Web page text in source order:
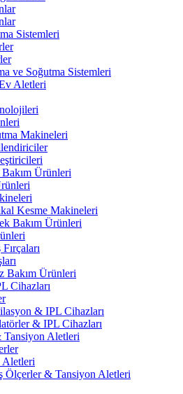
Sistemleri
ve Soğutma Sistemleri
Aletleri
Makineleri
Ürünleri
Kesme Makineleri
Bakım Ürünleri
Bakım Ürünleri
Cihazları
& IPL Cihazları
& IPL Cihazları
Tansiyon Aletleri
Aletleri
Ölçerler & Tansiyon Aletleri